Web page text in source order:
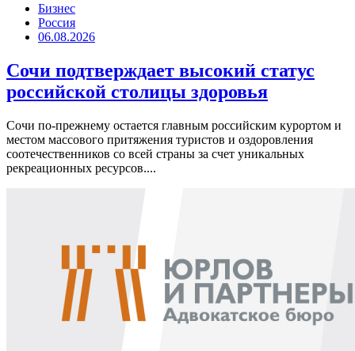
Бизнес
Россия
06.08.2026
Сочи подтверждает высокий статус
российской столицы здоровья
Сочи по-прежнему остается главным российским курортом и
местом массового притяжения туристов и оздоровления
соотечественников со всей страны за счет уникальных
рекреационных ресурсов....